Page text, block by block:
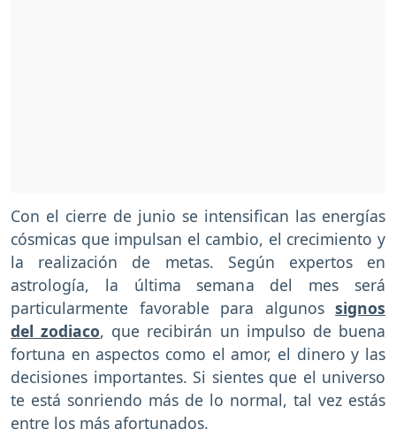
Con el cierre de junio se intensifican las energías
cósmicas que impulsan el cambio, el crecimiento y
la realización de metas. Según expertos en
astrología, la última semana del mes será
particularmente favorable para algunos signos
del zodiaco, que recibirán un impulso de buena
fortuna en aspectos como el amor, el dinero y las
decisiones importantes. Si sientes que el universo
te está sonriendo más de lo normal, tal vez estás
entre los más afortunados.